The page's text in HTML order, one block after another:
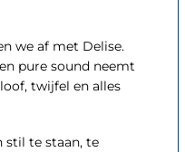
we af met Delise.
pure sound neemt
twijfel en alles
stil te staan, te